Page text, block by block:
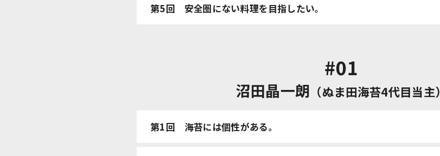
第5回 安全圏にない料理を目指したい。
#01
沼田晶一朗 （ぬま田海苔4代目当主）
第1回 海苔には個性がある。